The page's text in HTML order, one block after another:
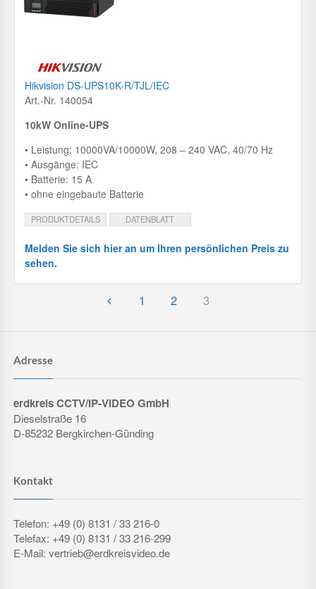
Hikvision DS-UPS10K-R/TJL/IEC
Art.-Nr. 140054
10kW Online-UPS
• Leistung: 10000VA/10000W, 208 – 240 VAC, 40/70 Hz
• Ausgänge: IEC
• Batterie: 15 A
• ohne eingebaute Batterie
PRODUKTDETAILS DATENBLATT
Melden Sie sich hier an um Ihren persönlichen Preis zu
sehen.
1 2 3
Adresse
erdkreis CCTV/IP-VIDEO GmbH
Dieselstraße 16
D-85232 Bergkirchen-Günding
Kontakt
Telefon: +49 (0) 8131 / 33 216-0
Telefax: +49 (0) 8131 / 33 216-299
E-Mail: vertrieb@erdkreisvideo.de